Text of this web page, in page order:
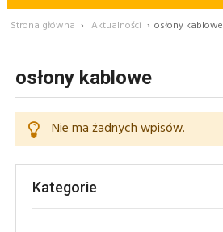
Strona główna › Aktualności › osłony kablowe
osłony kablowe
Nie ma żadnych wpisów.
Kategorie